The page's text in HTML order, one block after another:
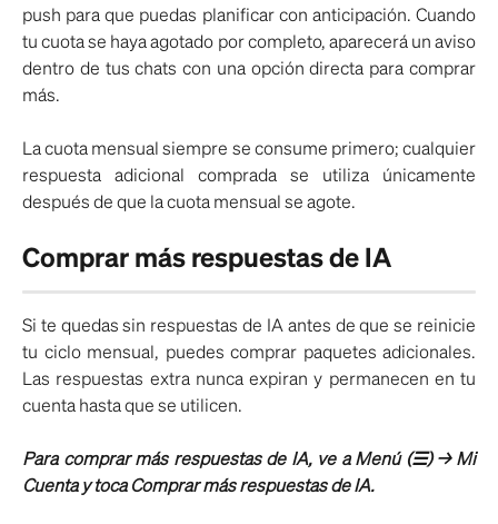
push para que puedas planificar con anticipación. Cuando
tu cuota se haya agotado por completo, aparecerá un aviso
dentro de tus chats con una opción directa para comprar
más.
La cuota mensual siempre se consume primero; cualquier
respuesta adicional comprada se utiliza únicamente
después de que la cuota mensual se agote.
Comprar más respuestas de IA
Si te quedas sin respuestas de IA antes de que se reinicie
tu ciclo mensual, puedes comprar paquetes adicionales.
Las respuestas extra nunca expiran y permanecen en tu
cuenta hasta que se utilicen.
Para comprar más respuestas de IA, ve a Menú (☰) → Mi
Cuenta y toca Comprar más respuestas de IA.